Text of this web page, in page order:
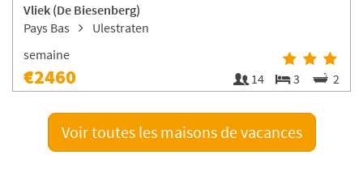
Vliek (De Biesenberg)
Pays Bas
Ulestraten
semaine
€2460 14 3 2
Voir toutes les maisons de vacances